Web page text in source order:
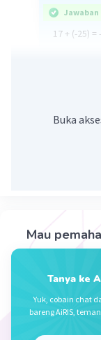
17 + (-25) =
09 Oktober
Beri
Buka
Mau
Tanya ke
Yuk, cobain chat
bareng AiRIS,